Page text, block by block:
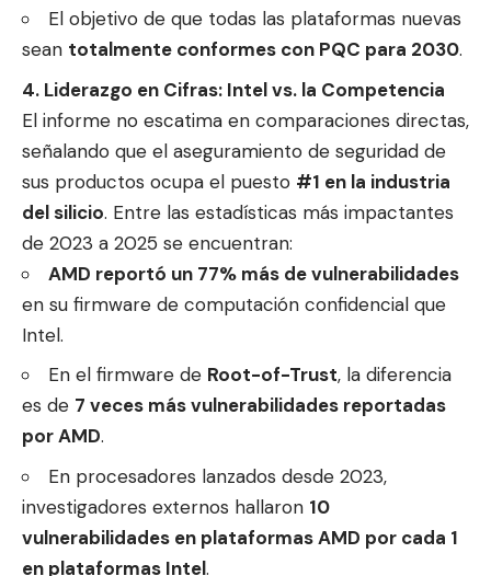
El objetivo de que todas las plataformas nuevas
sean totalmente conformes con PQC para 2030.
4. Liderazgo en Cifras: Intel vs. la Competencia
El informe no escatima en comparaciones directas,
señalando que el aseguramiento de seguridad de
sus productos ocupa el puesto #1 en la industria
del silicio. Entre las estadísticas más impactantes
de 2023 a 2025 se encuentran:
AMD reportó un 77% más de vulnerabilidades
en su firmware de computación confidencial que
Intel.
En el firmware de Root-of-Trust, la diferencia
es de 7 veces más vulnerabilidades reportadas
por AMD.
En procesadores lanzados desde 2023,
investigadores externos hallaron 10
vulnerabilidades en plataformas AMD por cada 1
en plataformas Intel.